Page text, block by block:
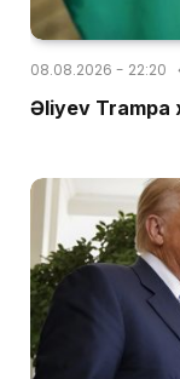
08.08.2026 - 22:20
Əliyev Trampa